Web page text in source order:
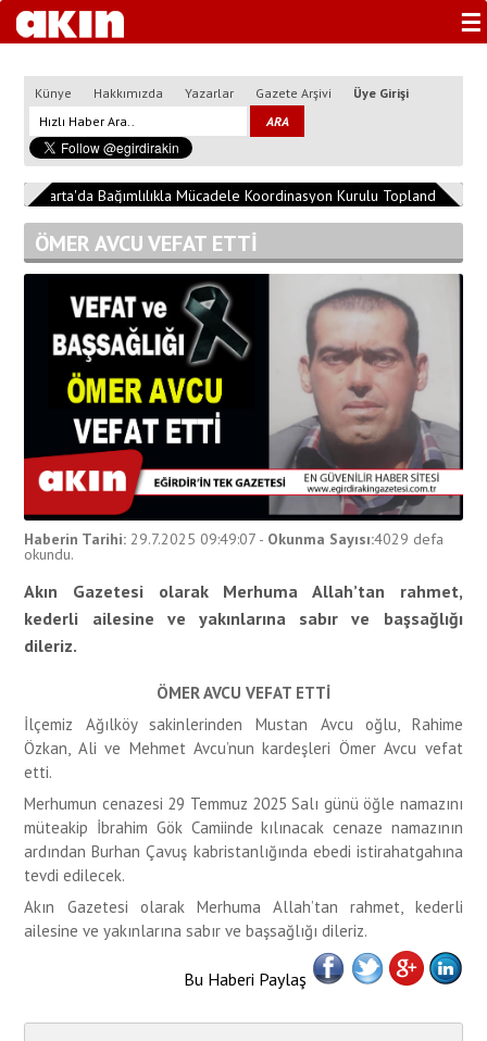
☰
Künye Hakkımızda Yazarlar Gazete Arşivi Üye Girişi
Isparta'da Bağımlılıkla Mücadele Koordinasyon Kurulu Toplandı
ÖMER AVCU VEFAT ETTİ
Haberin Tarihi: 29.7.2025 09:49:07 - Okunma Sayısı:4029 defa
okundu.
Akın Gazetesi olarak Merhuma Allah’tan rahmet,
kederli ailesine ve yakınlarına sabır ve başsağlığı
dileriz.
ÖMER AVCU VEFAT ETTİ
İlçemiz Ağılköy sakinlerinden Mustan Avcu oğlu, Rahime
Özkan, Ali ve Mehmet Avcu’nun kardeşleri Ömer Avcu vefat
etti.
Merhumun cenazesi 29 Temmuz 2025 Salı günü öğle namazını
müteakip İbrahim Gök Camiinde kılınacak cenaze namazının
ardından Burhan Çavuş kabristanlığında ebedi istirahatgahına
tevdi edilecek.
Akın Gazetesi olarak Merhuma Allah’tan rahmet, kederli
ailesine ve yakınlarına sabır ve başsağlığı dileriz.
Bu Haberi Paylaş